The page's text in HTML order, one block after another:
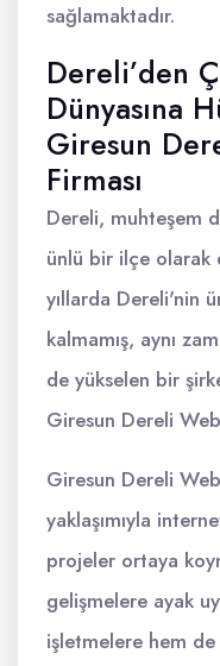
sağlamaktadır.
Dereli’den
Dünyasına
Giresun
Firması
Dereli, muhteşem
ünlü bir ilçe olarak
yıllarda Dereli'nin
kalmamış, aynı
de yükselen bir
Giresun Dereli Web
Giresun Dereli
yaklaşımıyla
projeler ortaya
gelişmelere ayak
işletmelere hem